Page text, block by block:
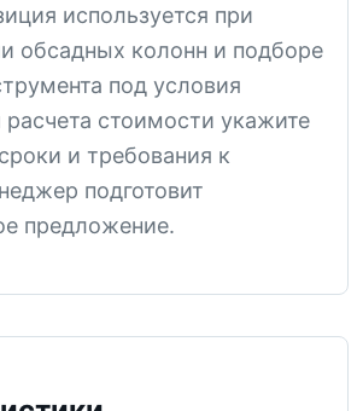
используется при
обсадных колонн и подборе
под условия
стоимости укажите
и требования к
подготовит
предложение.